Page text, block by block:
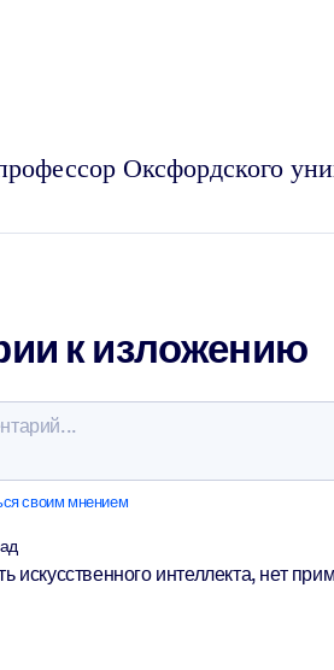
Оксфордского
к изложению
своим мнением
искусственного интеллекта, нет